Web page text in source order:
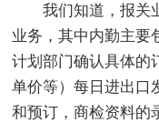
我们知道，报关
业务，其中内勤主要
计划部门确认具体的
单价等）每日进出口
和预订，商检资料的